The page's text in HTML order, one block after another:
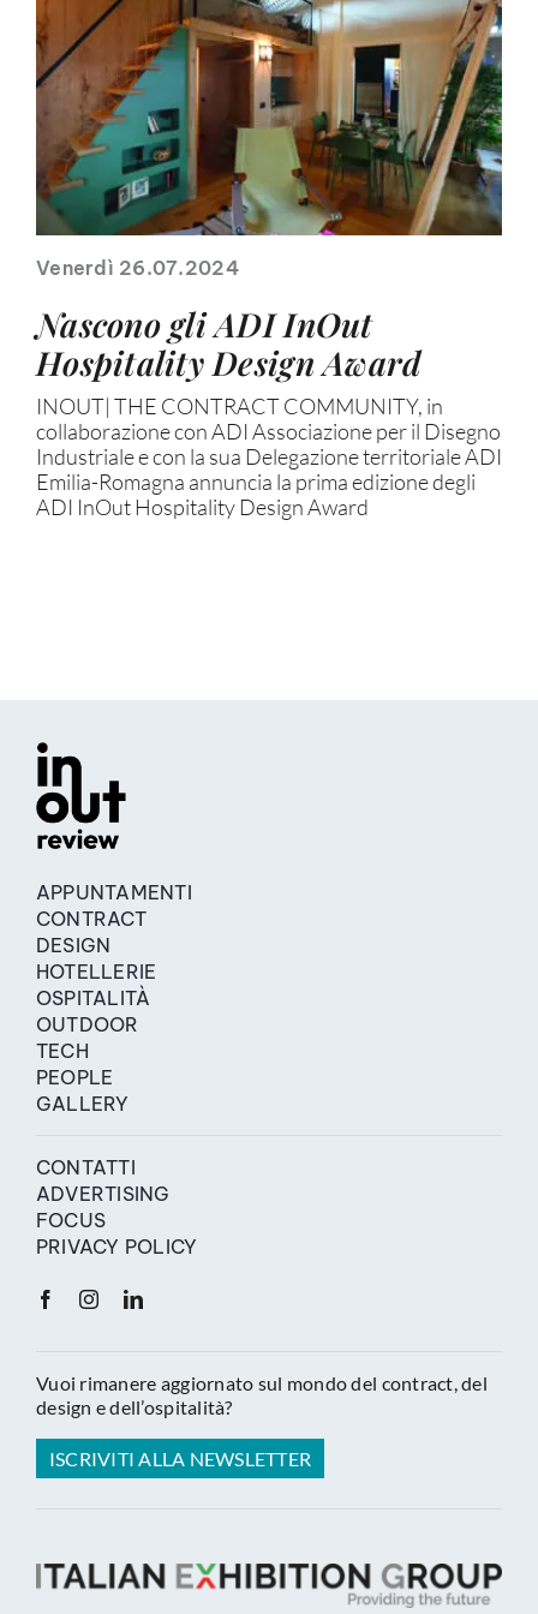
Venerdì 26.07.2024
Nascono gli ADI InOut
Hospitality Design Award
INOUT| THE CONTRACT COMMUNITY, in
collaborazione con ADI Associazione per il Disegno
Industriale e con la sua Delegazione territoriale ADI
Emilia-Romagna annuncia la prima edizione degli
ADI InOut Hospitality Design Award
APPUNTAMENTI
CONTRACT
DESIGN
HOTELLERIE
OSPITALITÀ
OUTDOOR
TECH
PEOPLE
GALLERY
CONTATTI
ADVERTISING
FOCUS
PRIVACY POLICY
Vuoi rimanere aggiornato sul mondo del contract, del
design e dell’ospitalità?
ISCRIVITI ALLA NEWSLETTER